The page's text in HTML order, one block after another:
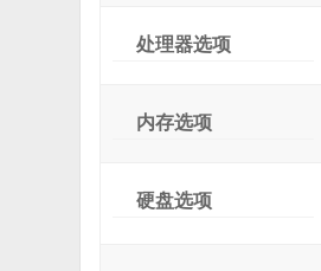
处理器选项
内存选项
硬盘选项